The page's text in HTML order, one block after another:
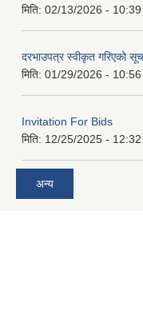
मिति: 02/13/2026 - 10:39
दरभाउपत्र स्वीकृत गरिएको
मिति: 01/29/2026 - 10:56
Invitation For Bids
मिति: 12/25/2025 - 12:32
अन्य